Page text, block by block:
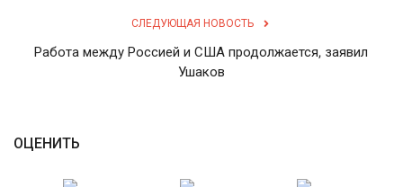
СЛЕДУЮЩАЯ НОВОСТЬ
Работа между Россией и США продолжается, заявил
Ушаков
ОЦЕНИТЬ